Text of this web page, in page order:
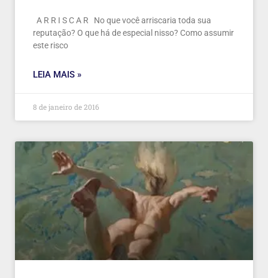
A R R I S C A R No que você arriscaria toda sua
reputação? O que há de especial nisso? Como assumir
este risco
LEIA MAIS »
8 de janeiro de 2016